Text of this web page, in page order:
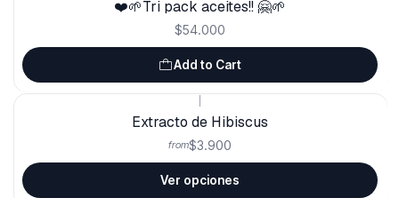
❤️🌱Tri pack aceites!! 🤗🌱
$54.000
Add to Cart
Extracto de Hibiscus
from$3.900
Ver opciones